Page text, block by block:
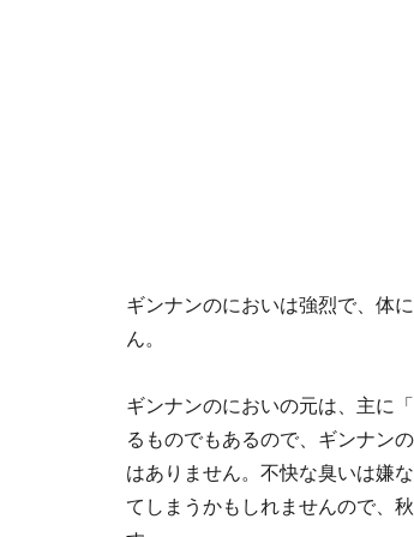
ギンナンのにおいは強烈で、体
ん。
ギンナンのにおいの元は、主に
るものでもあるので、ギンナン
はありません。不快な臭いは嫌
てしまうかもしれませんので、